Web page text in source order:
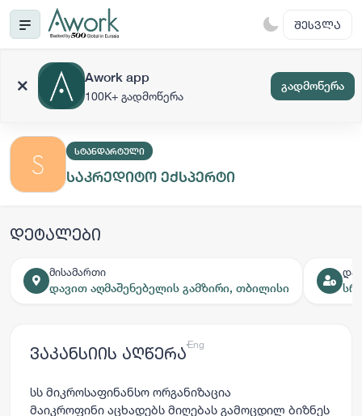
ᲨᲔᲡᲕᲚᲐ
Awork app
100K+ გადმოწერა
გადმოწერა
ᲡᲢᲐᲜᲓᲐᲠᲢᲣᲚᲘ
საკრედიტო ექსპერტი
დეტალები
მისამართი
დავით აღმაშენებელის გამზირი, თბილისი
ვაკანსიის აღწერაქარ
Eng
სს მიკროსაფინანსო ორგანიზაცია
მაიკროფინი აცხადებს მიღებას გამოცდილ ბიზნეს